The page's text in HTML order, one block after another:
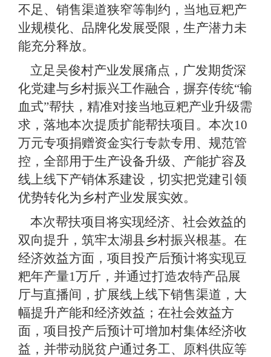
不足、销售渠道狭窄等制约， 当地豆粑产
业规模化、品牌化发展受限， 生产潜力未
能充分释放。
立足吴俊村产业发展痛点，广发期货深
化党建与乡村振兴工作融合，摒弃传统“输
血式”帮扶，精准对接当地豆粑产业升级需
求，落地本次提质扩能帮扶项目。本次10
万元专项捐赠资金实行专款专用、规范管
控，全部用于生产设备升级、产能扩容及
线上线下产销体系建设，切实把党建引领
优势转化为乡村产业发展实效。
本次帮扶项目将实现经济、社会效益的
双向提升，筑牢太湖县乡村振兴根基。 在
经济效益方面，项目投产后预计将实现豆
粑年产量1万斤，并通过打造农特产品展
厅与直播间，扩展线上线下销售渠道，大
幅提升产能和经济效益；在社会效益方
面，项目投产后预计可增加村集体经济收
益，并带动脱贫户通过务工、原料供应等